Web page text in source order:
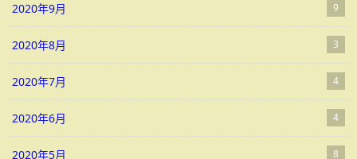
2020年9月 9
2020年8月 3
2020年7月 4
2020年6月 4
2020年5月 8